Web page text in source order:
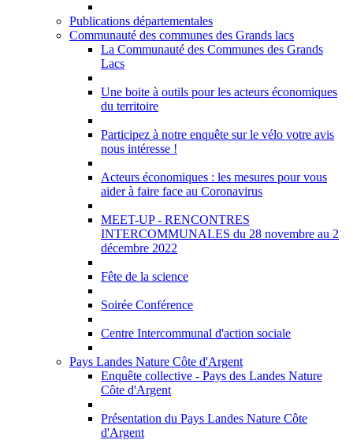
Publications départementales
Communauté des communes des Grands lacs
La Communauté des Communes des Grands
Lacs
Une boite à outils pour les acteurs économiques
du territoire
Participez à notre enquête sur le vélo votre avis
nous intéresse !
Acteurs économiques : les mesures pour vous
aider à faire face au Coronavirus
MEET-UP - RENCONTRES
INTERCOMMUNALES du 28 novembre au 2
décembre 2022
Fête de la science
Soirée Conférence
Centre Intercommunal d'action sociale
Pays Landes Nature Côte d'Argent
Enquête collective - Pays des Landes Nature
Côte d'Argent
Présentation du Pays Landes Nature Côte
d'Argent